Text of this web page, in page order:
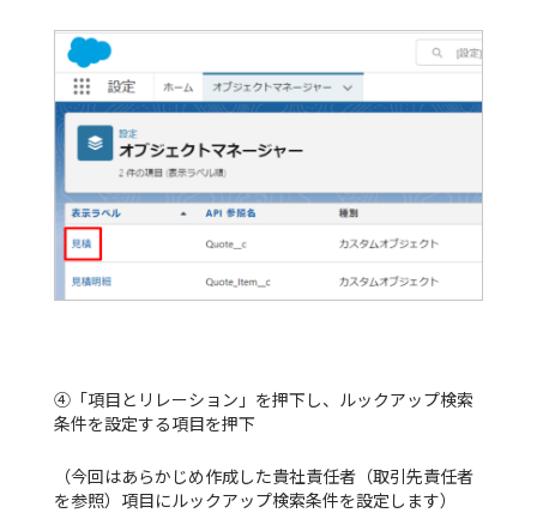
④「項目とリレーション」を押下し、ルックアップ検索
条件を設定する項目を押下
（今回はあらかじめ作成した貴社責任者（取引先責任者
を参照）項目にルックアップ検索条件を設定します）